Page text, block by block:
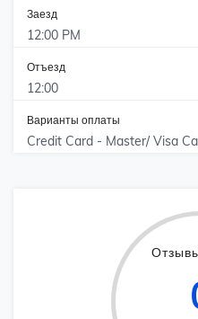
Заезд
12:00 PM
Отъезд
12:00
Варианты оплаты
Credit Card - Master/ Visa